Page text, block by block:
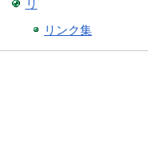
リ
リンク集